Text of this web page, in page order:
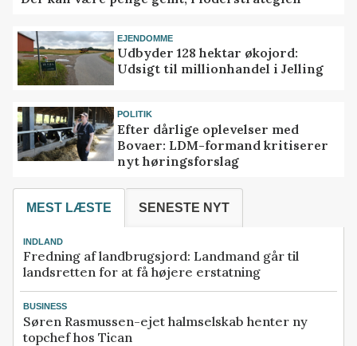
EJENDOMME
Udbyder 128 hektar økojord:
Udsigt til millionhandel i Jelling
POLITIK
Efter dårlige oplevelser med
Bovaer: LDM-formand kritiserer
nyt høringsforslag
MEST LÆSTE SENESTE NYT
INDLAND
Fredning af landbrugsjord: Landmand går til
landsretten for at få højere erstatning
BUSINESS
Søren Rasmussen-ejet halmselskab henter ny
topchef hos Tican